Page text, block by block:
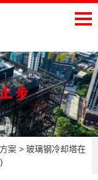
案 > 玻璃钢冷却塔在